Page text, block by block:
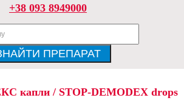
+38 093 8949000
капли / STOP-DEMODEX drops